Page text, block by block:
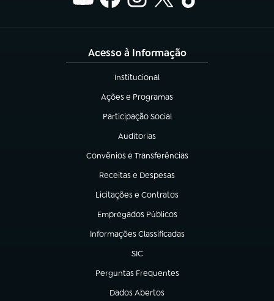
Acesso à Informação
Institucional
(abre em nova aba)
Ações e Programas
(abre em nova aba)
Participação Social
(abre em nova aba)
Auditorias
(abre em nova aba)
Convênios e Transferências
(abre em nova aba)
Receitas e Despesas
(abre em nova aba)
Licitações e Contratos
(abre em nova aba)
Empregados Públicos
(abre em nova aba)
Informações Classificadas
(abre em nova aba)
SIC
(abre em nova aba)
Perguntas Frequentes
(abre em nova aba)
Dados Abertos
(abre em nova aba)